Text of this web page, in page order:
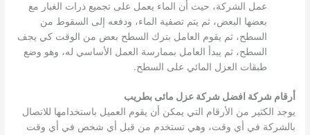
عمل الشركة، حيث أن الماء يعمل على تجميع ذرات الغبار مع
بعضها البعض، ثم يتم تصفية الماء، ودفعه إلى السقوط من
السطح، ثم يقوم العامل بترك السطح بعض من الوقت كي يجف
السطح، ثم يبدأ العامل بممارسة العمل الأساسي له، وهو وضع
طبقات العزل المائي على السطح.
أرقام شركة افضل شركة عزل مائى بطريب
يوجد الكثير من الأرقام التي يمكن أن يقوم العميل باستخدامها للاتصال
بالشركة في أي وقت، وهي تستخدم من قبل أي شخص في أي وقت